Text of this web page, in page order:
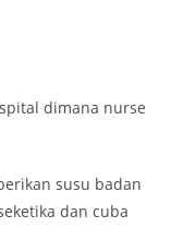
dimana nurse
susu badan
dan cuba